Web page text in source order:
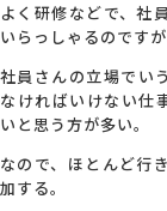
よく研修などで、社
いらっしゃるのですが
社員さんの立場でい
なければいけない仕
いと思う方が多い。
なので、ほとんど行
加する。